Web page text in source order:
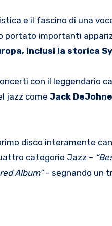
e il fascino di una
portato importanti
inclusi la storica
con il leggendario
jazz come Jack
disco interamente
categorie Jazz –
Album”– segnando un